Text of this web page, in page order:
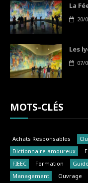
La
20/
Les
07/
MOTS-CLÉS
Achats Responsables
Dictionnaire amoureux
FIEEC
Formation Guide
Management
Ouvrage